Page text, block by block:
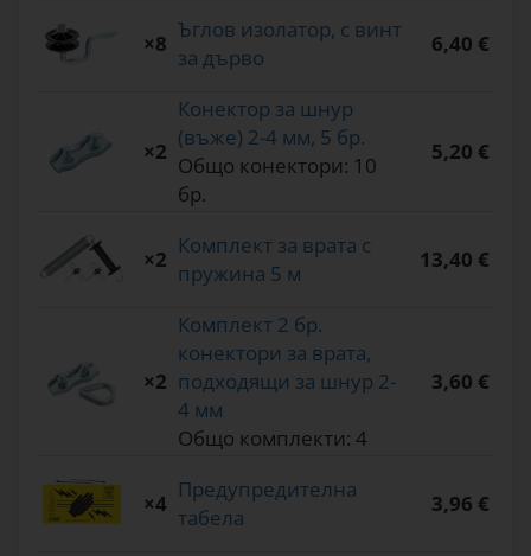
×8
Ъглов изолатор, с винт
за дърво
6,40 €
×2
Конектор за шнур
(въже) 2-4 мм, 5 бр.
Общо конектори: 10
бр.
5,20 €
×2
Комплект за врата с
пружина 5 м
13,40 €
×2
Комплект 2 бр.
конектори за врата,
подходящи за шнур 2-
4 мм
Общо комплекти: 4
3,60 €
×4
Предупредителна
табела
3,96 €